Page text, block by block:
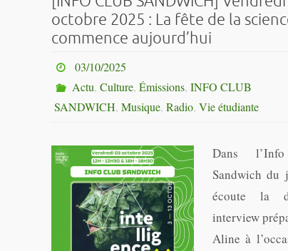
octobre 2025 : La fête de la
commence aujourd’hui
03/10/2025
Actu, Culture, Émissions, INFO CLUB
SANDWICH, Musique, Radio, Vie étudiante
Dans
Sandwich du
écoute la
interview
Aline à